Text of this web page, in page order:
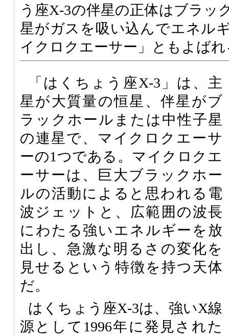
う座X-3の伴星の正体はブラッ
星がガスを吸い込んでエネル
イクロクエーサー」ともよば
「はくちょう座X-3」は、主
星が大質量の恒星、伴星がブ
ラックホールまたは中性子星
の連星で、マイクロクエーサ
ーの1つである。マイクロクエ
ーサーは、巨大ブラックホー
ルの活動によると思われる電
波ジェットと、広範囲の波長
にわたる強いエネルギーを放
出し、急激な明るさの変化を
見せるという特徴を持つ天体
だ。
はくちょう座X-3は、強いX線
源として1996年に発見された